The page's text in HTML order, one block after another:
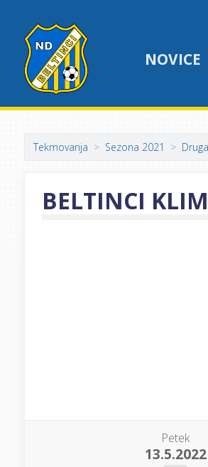
NOVICE
Tekmovanja Sezona 2021
BELTINCI
Petek
13.5.2022